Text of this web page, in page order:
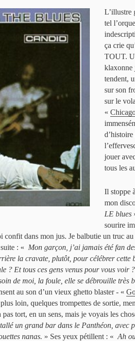
L’illustre
tel
ça crie
TOUT.
klaxonne
tendent,
sur son
sur le
«
jouer
tous les
Il stoppe
mon
LE blues
sourire
confit dans mon jus. Je balbutie un truc
: « Mon garçon, j’ai jamais été fan
la cravate, plutôt, pour célébrer cette
? Et tous ces gens venus pour vous voir ?
de moi, la foule, elle se débrouille très
au son d’un vieux ghetto blaster - «
loin, quelques trompettes de sortie,
pas tort, en un sens, mais je voyais les
un grand bar dans le Panthéon, avec
nanas. » Ses yeux pétillent : « Ah